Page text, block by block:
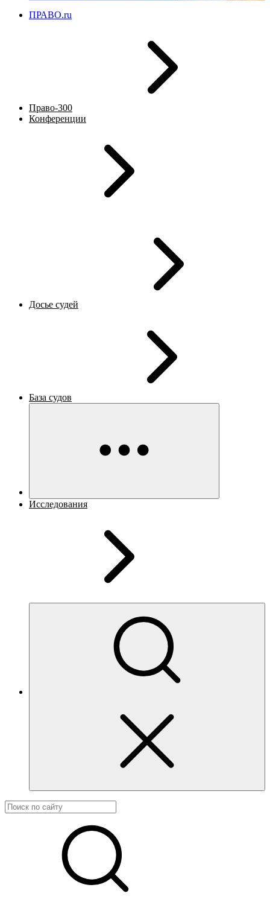
ПРАВО.ru
Право-300
Конференции
Досье судей
База судов
Исследования